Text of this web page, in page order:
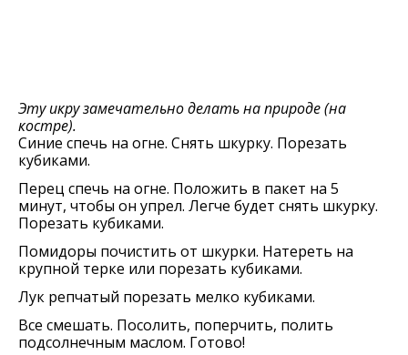
Эту икру замечательно делать на природе (на
костре).
Синие спечь на огне. Снять шкурку. Порезать
кубиками.
Перец спечь на огне. Положить в пакет на 5
минут, чтобы он упрел. Легче будет снять шкурку.
Порезать кубиками.
Помидоры почистить от шкурки. Натереть на
крупной терке или порезать кубиками.
Лук репчатый порезать мелко кубиками.
Все смешать. Посолить, поперчить, полить
подсолнечным маслом. Готово!